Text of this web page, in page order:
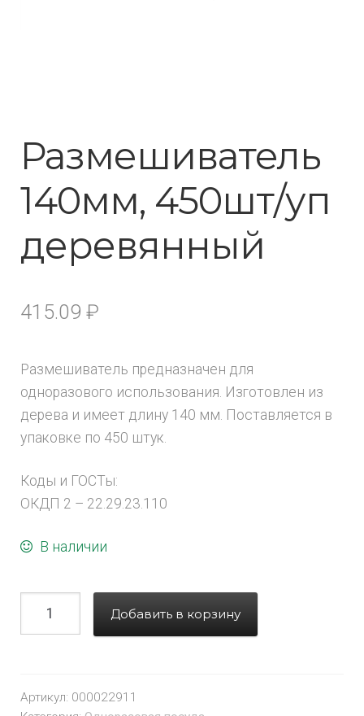
Размешиватель
140мм, 450шт/уп
деревянный
415.09 ₽
Размешиватель предназначен для
одноразового использования. Изготовлен из
дерева и имеет длину 140 мм. Поставляется в
упаковке по 450 штук.
Коды и ГОСТы:
ОКДП 2 – 22.29.23.110
В наличии
Добавить в корзину
Артикул: 000022911